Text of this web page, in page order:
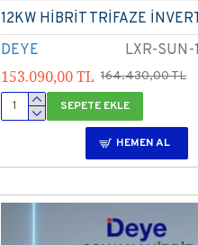
DEYE LXR-SUN-
12KW HİBRİT TRİFAZE
153.090,00 TL 164.430,00 TL
SEPETE EKLE
HEMEN AL